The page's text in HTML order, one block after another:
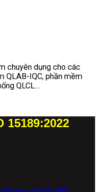
chuyên dụng cho các
QLAB-IQC, phần mềm
QLCL…
15189:2022